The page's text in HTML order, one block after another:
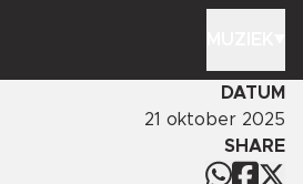
DATUM
21 oktober 2025
SHARE